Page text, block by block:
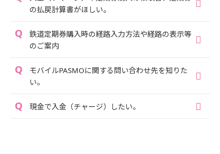
の払戻計算書がほしい。
鉄道定期券購入時の経路入力方法や経路の表示等
のご案内
モバイルPASMOに関する問い合わせ先を知りた
い。
現金で入金（チャージ）したい。